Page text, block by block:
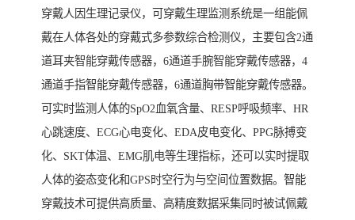
穿戴人因生理记录仪，可穿戴生理监测系统是一组能佩
戴在人体各处的穿戴式多参数综合检测仪，主要包含2通
道耳夹智能穿戴传感器，6通道手腕智能穿戴传感器，4
通道手指智能穿戴传感器，6通道胸带智能穿戴传感器。
可实时监测人体的SpO2血氧含量、RESP呼吸频率、HR
心跳速度、ECG心电变化、EDA皮电变化、PPG脉搏变
化、SKT体温、EMG肌电等生理指标，还可以实时提取
人体的姿态变化和GPS时空行为与空间位置数据。智能
穿戴技术可提供高质量、高精度数据采集同时被试佩戴